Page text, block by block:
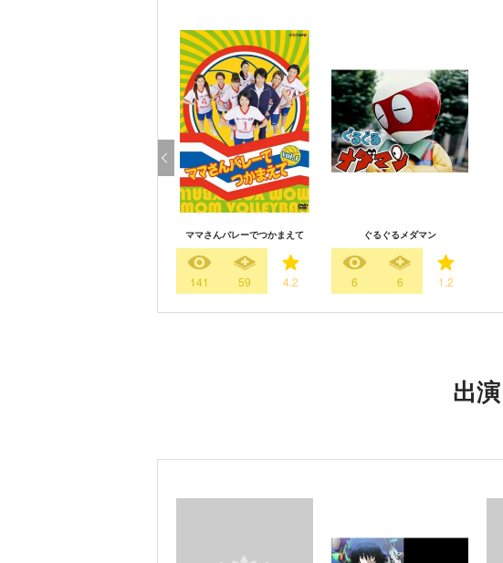
ママさんバレーでつかまえて
141 59 4.2
ぐるぐるメダマン
6 6 1.2
出